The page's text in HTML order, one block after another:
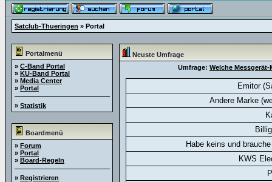
Satclub-Thueringen » Portal
Portalmenü
» C-Band Portal
» KU-Band Portal
» Media Center
» Portal
» Statistik
Boardmenü
» Forum
» Portal
» Board-Regeln
» Registrieren
Neuste Umfrage
Umfrage: Welche
Emitor
Andere Marke
Habe keins und
KWS